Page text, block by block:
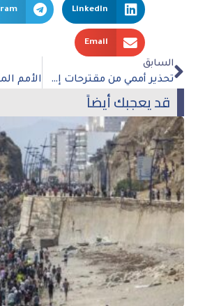
LinkedIn
Email
السابق
تحذير أممي من مقترحات إسرائيلية قد تصل إلى العقاب الجماعي للفلسطينيين
قد يعجبك أيضاً